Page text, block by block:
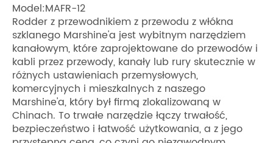
Model:MAFR-12
Rodder z przewodnikiem z przewodu z włókna
szklanego Marshine'a jest wybitnym narzędziem
kanałowym, które zaprojektowane do przewodów i
kabli przez przewody, kanały lub rury skutecznie w
różnych ustawieniach przemysłowych,
komercyjnych i mieszkalnych z naszego
Marshine'a, który był firmą zlokalizowaną w
Chinach. To trwałe narzędzie łączy trwałość,
bezpieczeństwo i łatwość użytkowania, a z jego